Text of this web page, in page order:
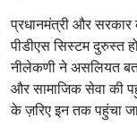
प्रधानमंत्री और
पीडीएस सिस्टम दुरुस्त
नीलेकणी ने असलियत
और सामाजिक सेवा की
के ज़रिए इन तक पहुंचा